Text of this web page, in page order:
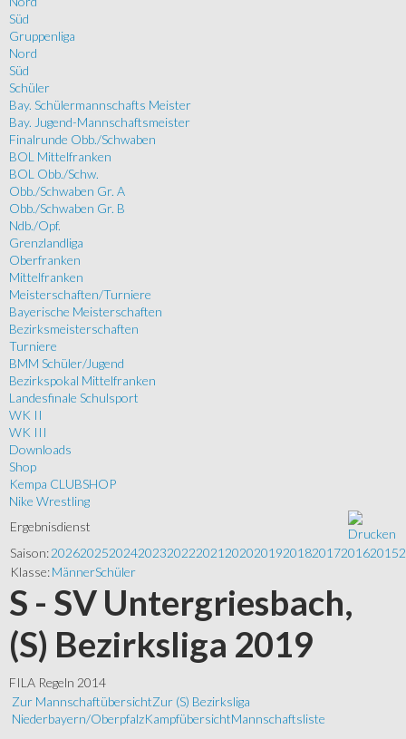
Süd
Gruppenliga
Nord
Süd
Schüler
Bay. Schülermannschafts Meister
Bay. Jugend-Mannschaftsmeister
Finalrunde Obb./Schwaben
BOL Mittelfranken
BOL Obb./Schw.
Obb./Schwaben Gr. A
Obb./Schwaben Gr. B
Ndb./Opf.
Grenzlandliga
Oberfranken
Mittelfranken
Meisterschaften/Turniere
Bayerische Meisterschaften
Bezirksmeisterschaften
Turniere
BMM Schüler/Jugend
Bezirkspokal Mittelfranken
Landesfinale Schulsport
WK II
WK III
Downloads
Shop
Kempa CLUBSHOP
Nike Wrestling
Ergebnisdienst
Saison:202620252024202320222021 202020192018201720162015
Klasse:MännerSchüler
S - SV Untergriesbach,
(S) Bezirksliga 2019
FILA Regeln 2014
Zur MannschaftübersichtZur (S) Bezirksliga
Niederbayern/OberpfalzKampfübersichtMannschaftsliste